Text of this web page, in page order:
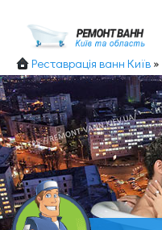
Реставрація ванн Київ »